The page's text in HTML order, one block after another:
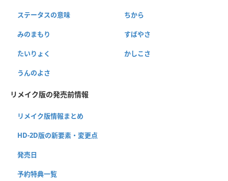
ステータスの意味 ちから
みのまもり すばやさ
たいりょく かしこさ
うんのよさ
リメイク版の発売前情報
リメイク版情報まとめ
HD-2D版の新要素・変更点
発売日
予約特典一覧